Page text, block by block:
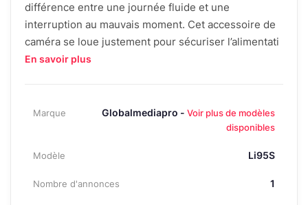
différence entre une journée fluide et une
interruption au mauvais moment. Cet accessoire de
caméra se loue justement pour sécuriser l’alimentati
En savoir plus
Marque Globalmediapro - Voir plus de modèles
disponibles
Modèle Li95S
Nombre d'annonces 1